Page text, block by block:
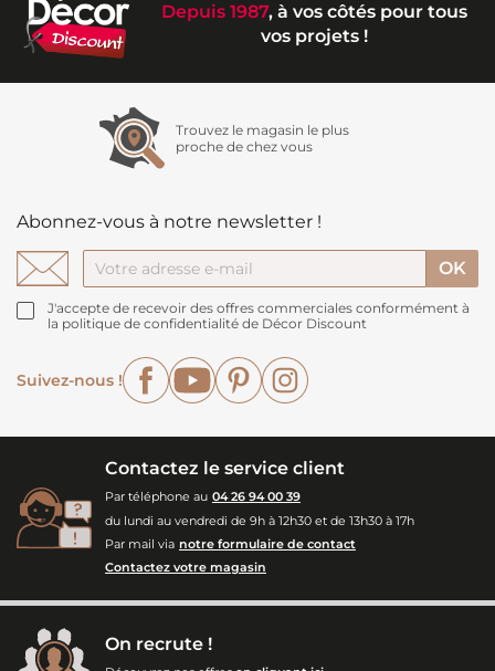
Depuis 1987, à vos côtés pour tous
vos projets !
Trouvez le magasin le plus
proche de chez vous
Abonnez-vous à notre newsletter !
J'accepte de recevoir des offres commerciales conformément à
la politique de confidentialité de Décor Discount
Suivez-nous !
FacebookYouTubePinterest
Contactez le service client
Par téléphone au 04 26 94 00 39
du lundi au vendredi de 9h à 12h30 et de 13h30 à 17h
Par mail via notre formulaire de contact
Contactez votre magasin
On recrute !